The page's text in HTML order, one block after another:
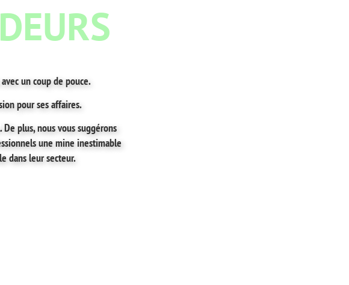
un coup de pouce.
pour ses affaires.
plus, nous vous suggérons
une mine inestimable
dans leur secteur.